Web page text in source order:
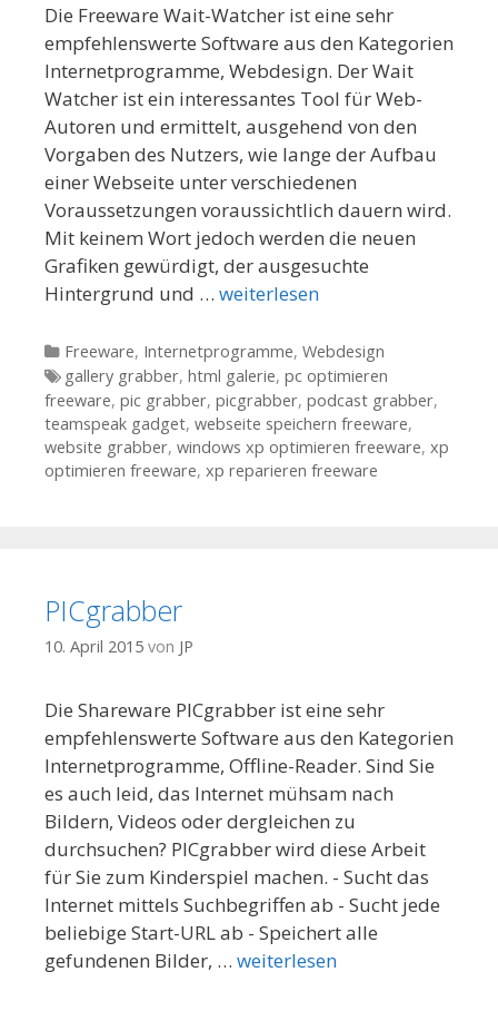
Die Freeware Wait-Watcher ist eine sehr
empfehlenswerte Software aus den Kategorien
Internetprogramme, Webdesign. Der Wait
Watcher ist ein interessantes Tool für Web-
Autoren und ermittelt, ausgehend von den
Vorgaben des Nutzers, wie lange der Aufbau
einer Webseite unter verschiedenen
Voraussetzungen voraussichtlich dauern wird.
Mit keinem Wort jedoch werden die neuen
Grafiken gewürdigt, der ausgesuchte
Hintergrund und … weiterlesen
Kategorien
Freeware, Internetprogramme, Webdesign
Tags
gallery grabber, html galerie, pc optimieren
freeware, pic grabber, picgrabber, podcast grabber,
teamspeak gadget, webseite speichern freeware,
website grabber, windows xp optimieren freeware, xp
optimieren freeware, xp reparieren freeware
PICgrabber
10. April 2015 von JP
Die Shareware PICgrabber ist eine sehr
empfehlenswerte Software aus den Kategorien
Internetprogramme, Offline-Reader. Sind Sie
es auch leid, das Internet mühsam nach
Bildern, Videos oder dergleichen zu
durchsuchen? PICgrabber wird diese Arbeit
für Sie zum Kinderspiel machen. - Sucht das
Internet mittels Suchbegriffen ab - Sucht jede
beliebige Start-URL ab - Speichert alle
gefundenen Bilder, … weiterlesen